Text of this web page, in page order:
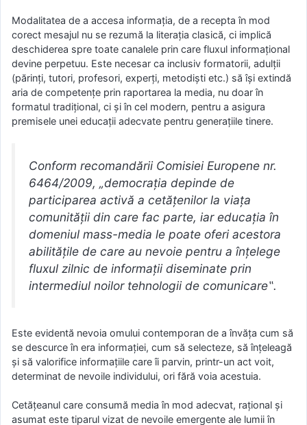
Modalitatea de a accesa informația, de a recepta în mod
corect mesajul nu se rezumă la literația clasică, ci implică
deschiderea spre toate canalele prin care fluxul informațional
devine perpetuu. Este necesar ca inclusiv formatorii, adulții
(părinți, tutori, profesori, experți, metodiști etc.) să își extindă
aria de competențe prin raportarea la media, nu doar în
formatul tradițional, ci și în cel modern, pentru a asigura
premisele unei educații adecvate pentru generațiile tinere.
Conform recomandării Comisiei Europene nr.
6464/2009, „democrația depinde de
participarea activă a cetățenilor la viața
comunității din care fac parte, iar educația în
domeniul mass-media le poate oferi acestora
abilitățile de care au nevoie pentru a înțelege
fluxul zilnic de informații diseminate prin
intermediul noilor tehnologii de comunicare‟.
Este evidentă nevoia omului contemporan de a învăța cum să
se descurce în era informației, cum să selecteze, să înțeleagă
și să valorifice informațiile care îi parvin, printr-un act voit,
determinat de nevoile individului, ori fără voia acestuia.
Cetățeanul care consumă media în mod adecvat, rațional și
asumat este tiparul vizat de nevoile emergente ale lumii în